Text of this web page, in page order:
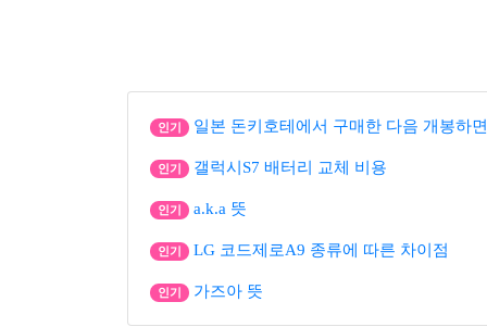
인기 일본 돈키호테에서 구매한 다음 개봉하
인기 갤럭시S7 배터리 교체 비용
인기 a.k.a 뜻
인기 LG 코드제로A9 종류에 따른 차이점
인기 가즈아 뜻